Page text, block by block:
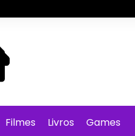
Filmes Livros Games